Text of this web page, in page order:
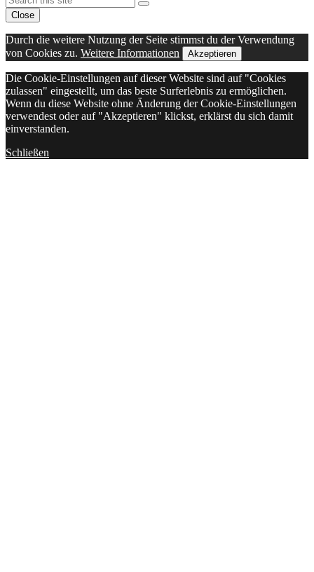
To
Top
Search
Close
Durch die weitere Nutzung der Seite stimmst du der Verwendung
von Cookies zu. Weitere Informationen Akzeptieren
Die Cookie-Einstellungen auf dieser Website sind auf "Cookies
zulassen" eingestellt, um das beste Surferlebnis zu ermöglichen.
Wenn du diese Website ohne Änderung der Cookie-Einstellungen
verwendest oder auf "Akzeptieren" klickst, erklärst du sich damit
einverstanden.
Schließen